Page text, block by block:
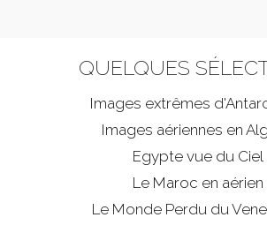
QUELQUES
Images extrêmes d'
Images aériennes en
Egypte vue du Ciel
Le Maroc en aérien
Le Monde Perdu du